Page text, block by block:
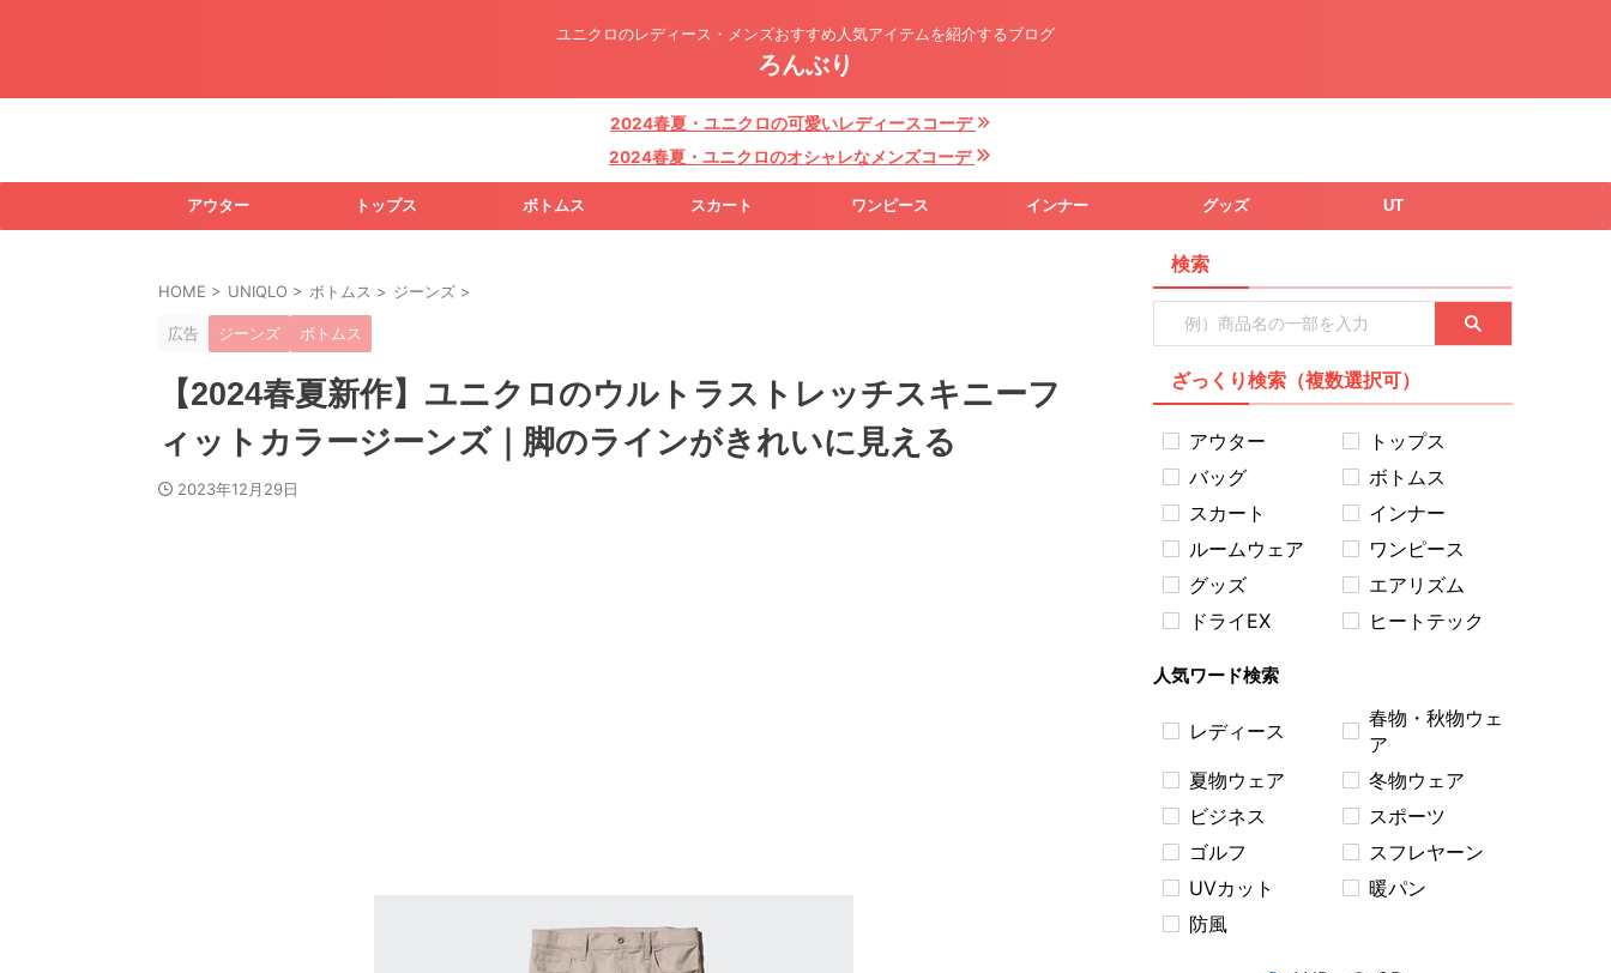
ユニクロのレディース・メンズおすすめ人気アイテムを紹介するブログ
ろんぶり
2024春夏・ユニクロの可愛いレディースコーデ
2024春夏・ユニクロのオシャレなメンズコーデ
アウター トップス ボトムス スカート ワンピース インナー グッズ UT
HOME > UNIQLO > ボトムス > ジーンズ >
広告 ジーンズ ボトムス
【2024春夏新作】ユニクロのウルトラストレッチスキニーフ
ィットカラージーンズ｜脚のラインがきれいに見える
2023年12月29日
検索
ざっくり検索（複数選択可）
アウター
トップス
バッグ
ボトムス
スカート
インナー
ルームウェア
ワンピース
グッズ
エアリズム
ドライEX
ヒートテック
人気ワード検索
レディース
春物・秋物ウェ
ア
夏物ウェア
冬物ウェア
ビジネス
スポーツ
ゴルフ
スフレヤーン
UVカット
暖パン
防風